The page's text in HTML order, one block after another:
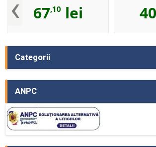
Categorii
ANPC
‹ 67,10 lei 40